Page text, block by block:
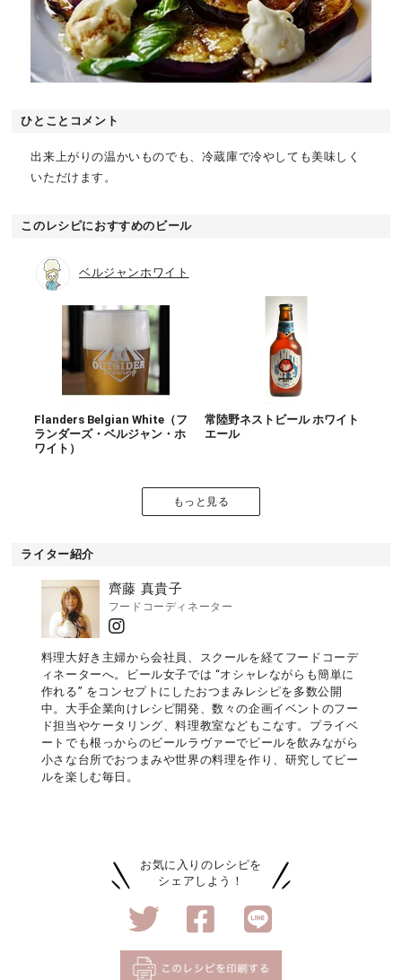
ひとことコメント
出来上がりの温かいものでも、冷蔵庫で冷やしても美味しく
いただけます。
このレシピにおすすめのビール
ベルジャンホワイト
Flanders Belgian White（フ
ランダーズ・ベルジャン・ホ
ワイト）
常陸野ネストビール ホワイト
エール
もっと見る
ライター紹介
齊藤 真貴子
フードコーディネーター
料理大好き主婦から会社員、スクールを経てフードコーデ
ィネーターへ。ビール女子では “オシャレながらも簡単に
作れる” をコンセプトにしたおつまみレシピを多数公開
中。大手企業向けレシピ開発、数々の企画イベントのフー
ド担当やケータリング、料理教室などもこなす。プライベ
ートでも根っからのビールラヴァーでビールを飲みながら
小さな台所でおつまみや世界の料理を作り、研究してビー
ルを楽しむ毎日。
お気に入りのレシピを
シェアしよう！